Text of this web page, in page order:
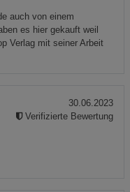
auch von einem
es hier gekauft weil
Verlag mit seiner Arbeit
30.06.2023
Verifizierte Bewertung